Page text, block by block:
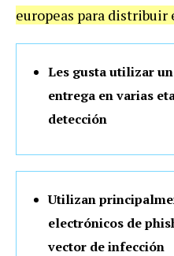
europeas para distribuir
Les gusta utilizar
entrega en varias
detección
Utilizan
electrónicos de
vector de infección